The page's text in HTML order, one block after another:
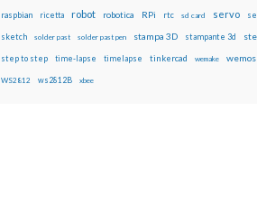
raspbian ricetta robot robotica RPi rtc sd card servo
sketch solder past solder past pen stampa 3D stampante 3d
step to step time-lapse timelapse tinkercad wemake wemos
WS2812 ws2812B xbee